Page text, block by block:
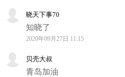
晓天下事70
知晓了
2020年09月27日 11:15
贝壳大叔
青岛加油